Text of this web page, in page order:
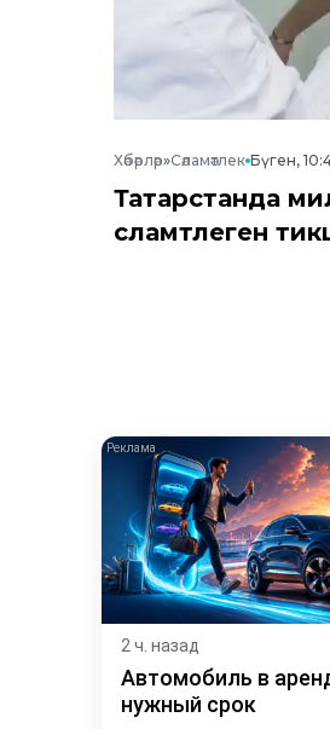
Хәбәрләр»Сәламәтлек Бүген,
Татарстанда
сәламәтлеген
2 ч. назад
Автомобиль в
нужный срок